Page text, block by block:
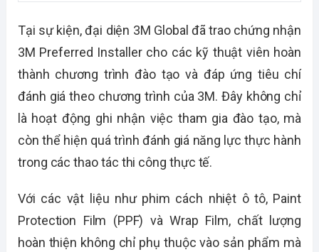
Tại sự kiện, đại diện 3M Global đã trao chứng nhận
3M Preferred Installer cho các kỹ thuật viên hoàn
thành chương trình đào tạo và đáp ứng tiêu chí
đánh giá theo chương trình của 3M. Đây không chỉ
là hoạt động ghi nhận việc tham gia đào tạo, mà
còn thể hiện quá trình đánh giá năng lực thực hành
trong các thao tác thi công thực tế.
Với các vật liệu như phim cách nhiệt ô tô, Paint
Protection Film (PPF) và Wrap Film, chất lượng
hoàn thiện không chỉ phụ thuộc vào sản phẩm mà